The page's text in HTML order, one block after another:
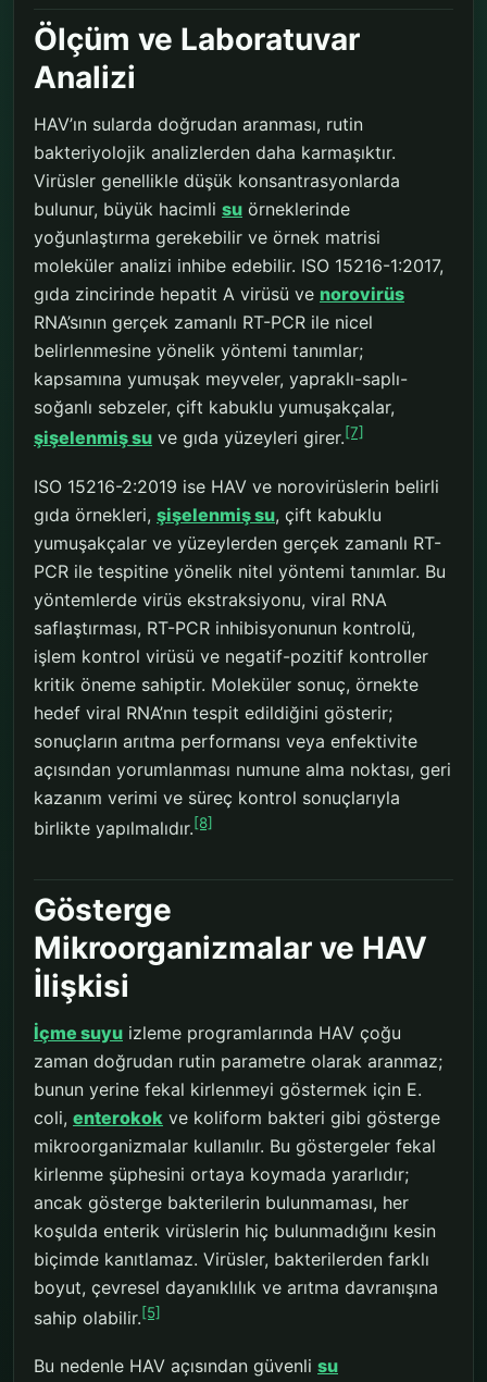
Ölçüm ve Laboratuvar
Analizi
HAV’ın sularda doğrudan aranması, rutin
bakteriyolojik analizlerden daha karmaşıktır.
Virüsler genellikle düşük konsantrasyonlarda
bulunur, büyük hacimli su örneklerinde
yoğunlaştırma gerekebilir ve örnek matrisi
moleküler analizi inhibe edebilir. ISO 15216-1:2017,
gıda zincirinde hepatit A virüsü ve norovirüs
RNA’sının gerçek zamanlı RT-PCR ile nicel
belirlenmesine yönelik yöntemi tanımlar;
kapsamına yumuşak meyveler, yapraklı-saplı-
soğanlı sebzeler, çift kabuklu yumuşakçalar,
şişelenmiş su ve gıda yüzeyleri girer.[7]
ISO 15216-2:2019 ise HAV ve norovirüslerin belirli
gıda örnekleri, şişelenmiş su, çift kabuklu
yumuşakçalar ve yüzeylerden gerçek zamanlı RT-
PCR ile tespitine yönelik nitel yöntemi tanımlar. Bu
yöntemlerde virüs ekstraksiyonu, viral RNA
saflaştırması, RT-PCR inhibisyonunun kontrolü,
işlem kontrol virüsü ve negatif-pozitif kontroller
kritik öneme sahiptir. Moleküler sonuç, örnekte
hedef viral RNA’nın tespit edildiğini gösterir;
sonuçların arıtma performansı veya enfektivite
açısından yorumlanması numune alma noktası, geri
kazanım verimi ve süreç kontrol sonuçlarıyla
birlikte yapılmalıdır.[8]
Gösterge
Mikroorganizmalar ve HAV
İlişkisi
İçme suyu izleme programlarında HAV çoğu
zaman doğrudan rutin parametre olarak aranmaz;
bunun yerine fekal kirlenmeyi göstermek için E.
coli, enterokok ve koliform bakteri gibi gösterge
mikroorganizmalar kullanılır. Bu göstergeler fekal
kirlenme şüphesini ortaya koymada yararlıdır;
ancak gösterge bakterilerin bulunmaması, her
koşulda enterik virüslerin hiç bulunmadığını kesin
biçimde kanıtlamaz. Virüsler, bakterilerden farklı
boyut, çevresel dayanıklılık ve arıtma davranışına
sahip olabilir.[5]
Bu nedenle HAV açısından güvenli su